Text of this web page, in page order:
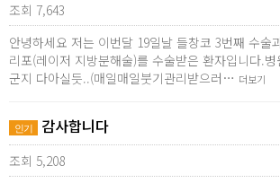
조회 7,643
안녕하세요 저는 이번달 19일날 들창코 3번째 수술
리포(레이저 지방분해술)를 수술받은 환자입니다.
군지 다아실듯..(매일매일붓기관리받으러… 더보기
인기 감사합니다
조회 5,208